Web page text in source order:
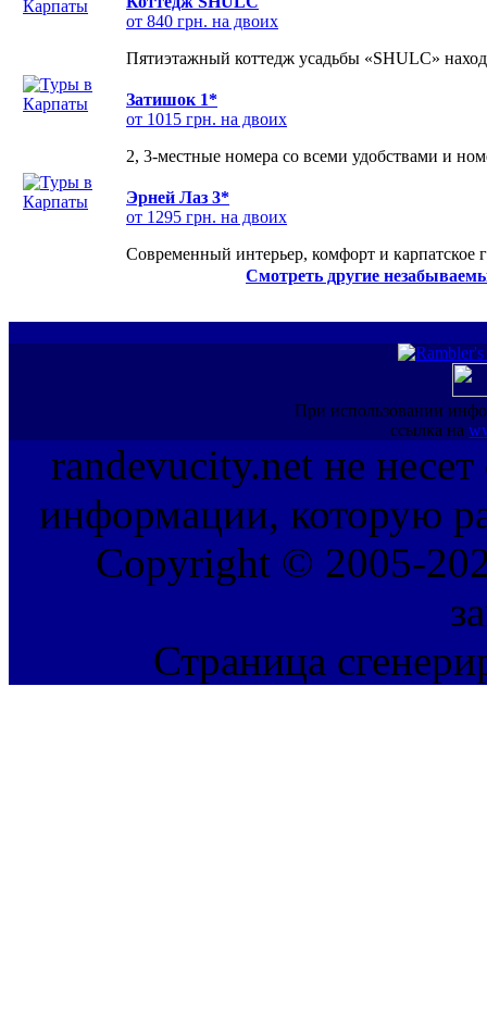
от 840 грн. на двоих
Пятиэтажный коттедж усадьбы «SHULC»
Затишок 1*
от 1015 грн. на двоих
2, 3-местные номера со всеми удобствами и
Эрней Лаз 3*
от 1295 грн. на двоих
Современный интерьер, комфорт и карпатское
Смотреть другие
При использовании
ссылка на
randevucity.net не несет
информации, которую
Copyright © 2005-
Страница